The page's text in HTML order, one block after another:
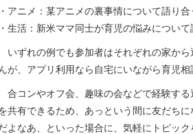
・アニメ：某アニメの裏事情について語り
・生活：新米ママ同士が育児の悩みについ
いずれの例でも参加者はそれぞれの家か
んが、アプリ利用なら自宅にいながら育児相
合コンやオフ会、趣味の会などで経験す
共有できるため、あっという間に友だち
よなあ、といった場合に、気軽にトピック